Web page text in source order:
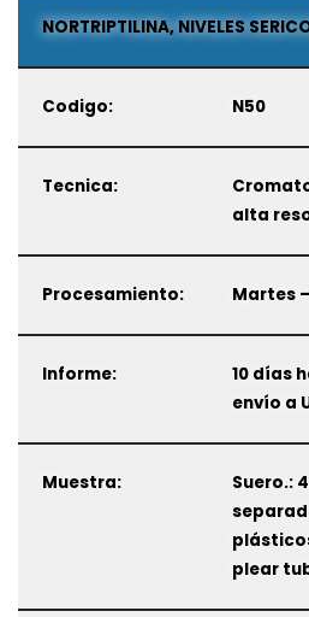
NORTRIPTILINA, NIVELES
Codigo: N50
Tecnica:
alta
Procesamiento: Martes
Informe:
10 días
envío a
Muestra:
Suero.:
plear